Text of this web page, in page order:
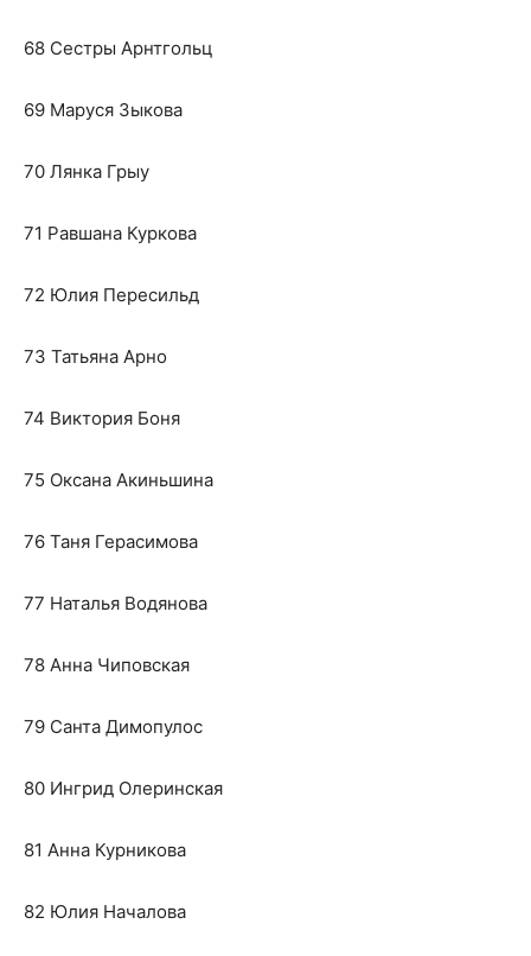
68 Сестры Арнтгольц
69 Маруся Зыкова
70 Лянка Грыу
71 Равшана Куркова
72 Юлия Пересильд
73 Татьяна Арно
74 Виктория Боня
75 Оксана Акиньшина
76 Таня Герасимова
77 Наталья Водянова
78 Анна Чиповская
79 Санта Димопулос
80 Ингрид Олеринская
81 Анна Курникова
82 Юлия Началова